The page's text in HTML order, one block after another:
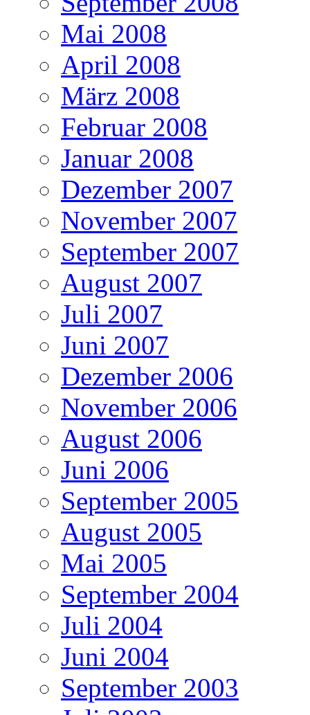
Mai 2008
April 2008
März 2008
Februar 2008
Januar 2008
Dezember 2007
November 2007
September 2007
August 2007
Juli 2007
Juni 2007
Dezember 2006
November 2006
August 2006
Juni 2006
September 2005
August 2005
Mai 2005
September 2004
Juli 2004
Juni 2004
September 2003